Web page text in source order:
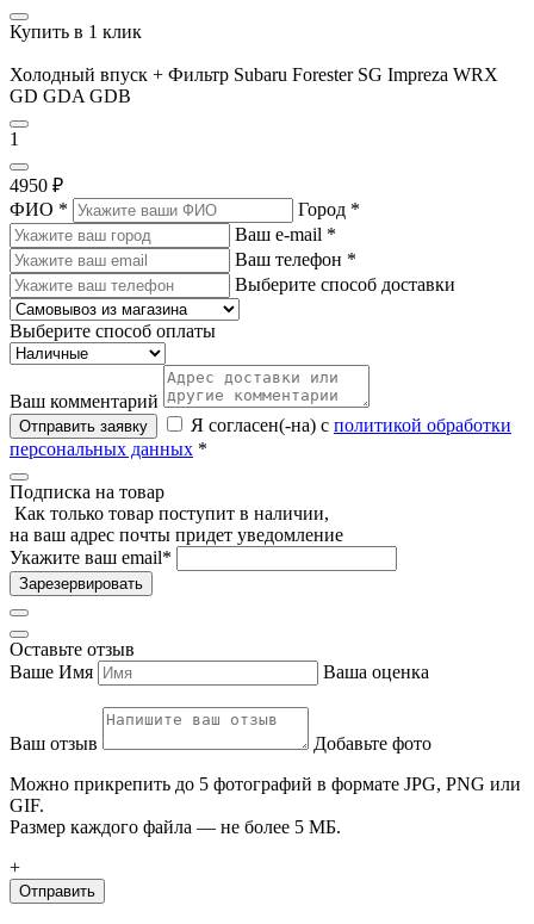
Купить в 1 клик
Холодный впуск + Фильтр Subaru Forester SG Impreza WRX
GD GDA GDB
1
4950 ₽
ФИО * Город *
Ваш e-mail *
Ваш телефон *
Выберите способ доставки
Выберите способ оплаты
Ваш комментарий
Отправить заявку Я согласен(-на) с политикой обработки
персональных данных *
Подписка на товар
Как только товар поступит в наличии,
на ваш адрес почты придет уведомление
Укажите ваш email*
Зарезервировать
Оставьте отзыв
Ваше Имя
Ваша оценка
Ваш отзыв
Добавьте фото
Можно прикрепить до 5 фотографий в формате JPG, PNG или
GIF.
Размер каждого файла — не более 5 МБ.
+
Отправить